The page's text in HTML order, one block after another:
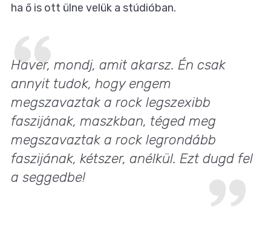
ha ő is ott ülne velük a stúdióban.
Haver, mondj, amit akarsz. Én csak
annyit tudok, hogy engem
megszavaztak a rock legszexibb
faszijának, maszkban, téged meg
megszavaztak a rock legrondább
faszijának, kétszer, anélkül. Ezt dugd fel
a seggedbe!